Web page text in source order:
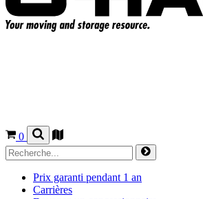
0
Prix garanti pendant 1 an
Carrières